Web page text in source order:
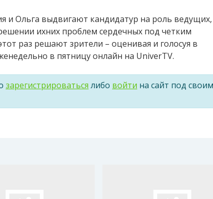
и Ольга выдвигают кандидатур на роль
ихних проблем сердечных под четким
раз решают зрители – оценивая и голосуя в
в пятницу онлайн на UniverTV.
зарегистрироваться либо войти на сайт под своим